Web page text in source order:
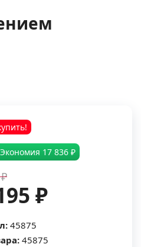
Экономия 17 836 ₽
₽
45875
45875